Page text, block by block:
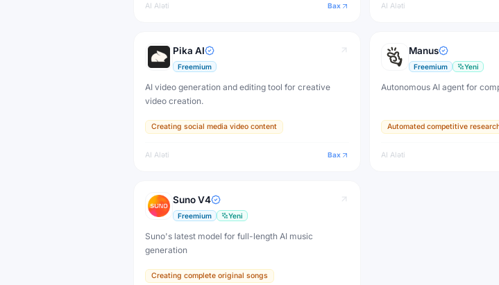
AI Aləti Bax AI Aləti
Pika AI
Freemium
AI video generation and editing tool for creative
video creation.
Creating social media video content
AI Aləti Bax
Manus
Freemium Yeni
Autonomous AI agent for
Automated competitive
AI Aləti
Suno V4
Freemium Yeni
Suno's latest model for full-length AI music
generation
Creating complete original songs